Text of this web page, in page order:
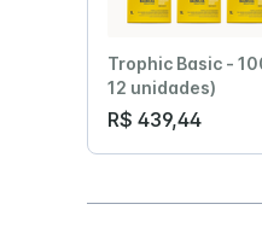
Trophic Basic -
12 unidades)
R$ 439,44